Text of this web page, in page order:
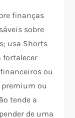
finanças
sobre
usa Shorts
fortalecer
ou
ou
tende a
de uma